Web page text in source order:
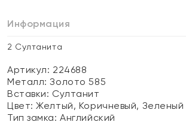
Информация
2 Султанита
Артикул: 224688
Металл:Золото 585
Вставки: Султанит
Цвет:Желтый, Коричневый, Зеленый
Тип замка:Английский